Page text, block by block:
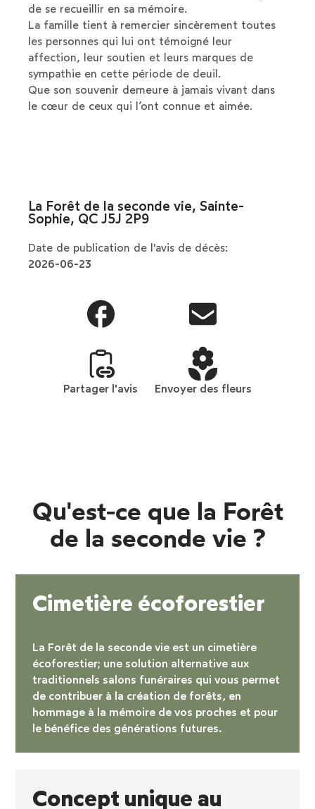
La Forêt de la seconde vie, Sainte-
Sophie, QC J5J 2P9
Date de publication de l'avis de décès:
2026-06-23
Partager l'avis Envoyer des fleurs
de se recueillir en sa mémoire.
La famille tient à remercier sincèrement toutes
les personnes qui lui ont témoigné leur
affection, leur soutien et leurs marques de
sympathie en cette période de deuil.
Que son souvenir demeure à jamais vivant dans
le cœur de ceux qui l’ont connue et aimée.
Qu'est-ce que la Forêt
de la seconde vie ?
Cimetière écoforestier
La Forêt de la seconde vie est un cimetière
écoforestier; une solution alternative aux
traditionnels salons funéraires qui vous permet
de contribuer à la création de forêts, en
hommage à la mémoire de vos proches et pour
le bénéfice des générations futures.
Concept unique au